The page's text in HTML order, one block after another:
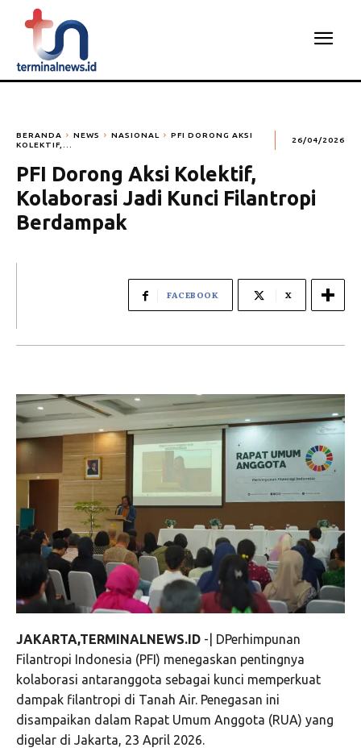
BERANDA NEWS NASIONAL
PFI DORONG AKSI
KOLEKTIF,...
26/04/2026
PFI Dorong Aksi Kolektif,
Kolaborasi Jadi Kunci Filantropi
Berdampak
FACEBOOK X
JAKARTA,TERMINALNEWS.ID -| DPerhimpunan
Filantropi Indonesia (PFI) menegaskan pentingnya
kolaborasi antaranggota sebagai kunci memperkuat
dampak filantropi di Tanah Air. Penegasan ini
disampaikan dalam Rapat Umum Anggota (RUA) yang
digelar di Jakarta, 23 April 2026.